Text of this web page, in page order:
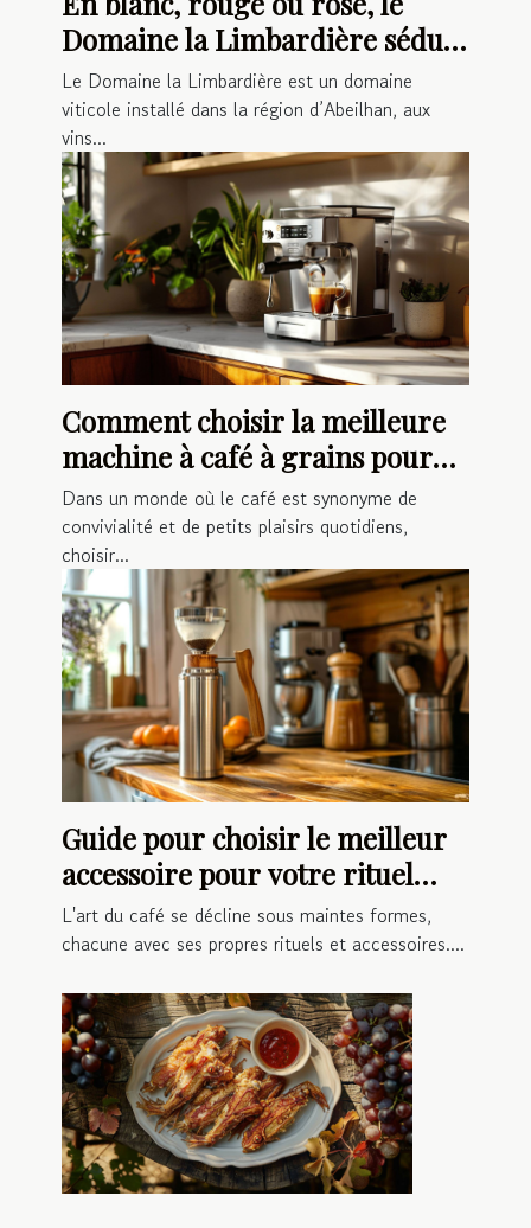
Domaine la Limbardière séduit
les amateurs de vin !
Le Domaine la Limbardière est un domaine
viticole installé dans la région d’Abeilhan, aux
vins...
Comment choisir la meilleure
machine à café à grains pour
votre foyer en 2025
Dans un monde où le café est synonyme de
convivialité et de petits plaisirs quotidiens,
choisir...
Guide pour choisir le meilleur
accessoire pour votre rituel
café
L'art du café se décline sous maintes formes,
chacune avec ses propres rituels et accessoires....